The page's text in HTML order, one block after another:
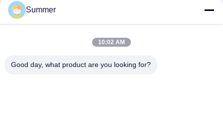
Medische Endoscoopcamera
4K het Systeem van de endoscoopcamera
All in One Medische Endoscopiecamera
Flexibel endoscoopcamerasysteem
Snel contact
Summer
10:02 AM
Good day, what product are you looking for?